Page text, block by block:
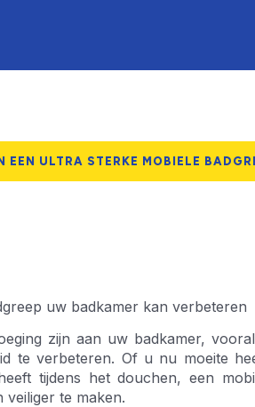
EEN ULTRA STERKE MOBIELE
uw badkamer kan verbeteren
zijn aan uw badkamer,
te verbeteren. Of u nu moeite
tijdens het douchen, een
te maken.